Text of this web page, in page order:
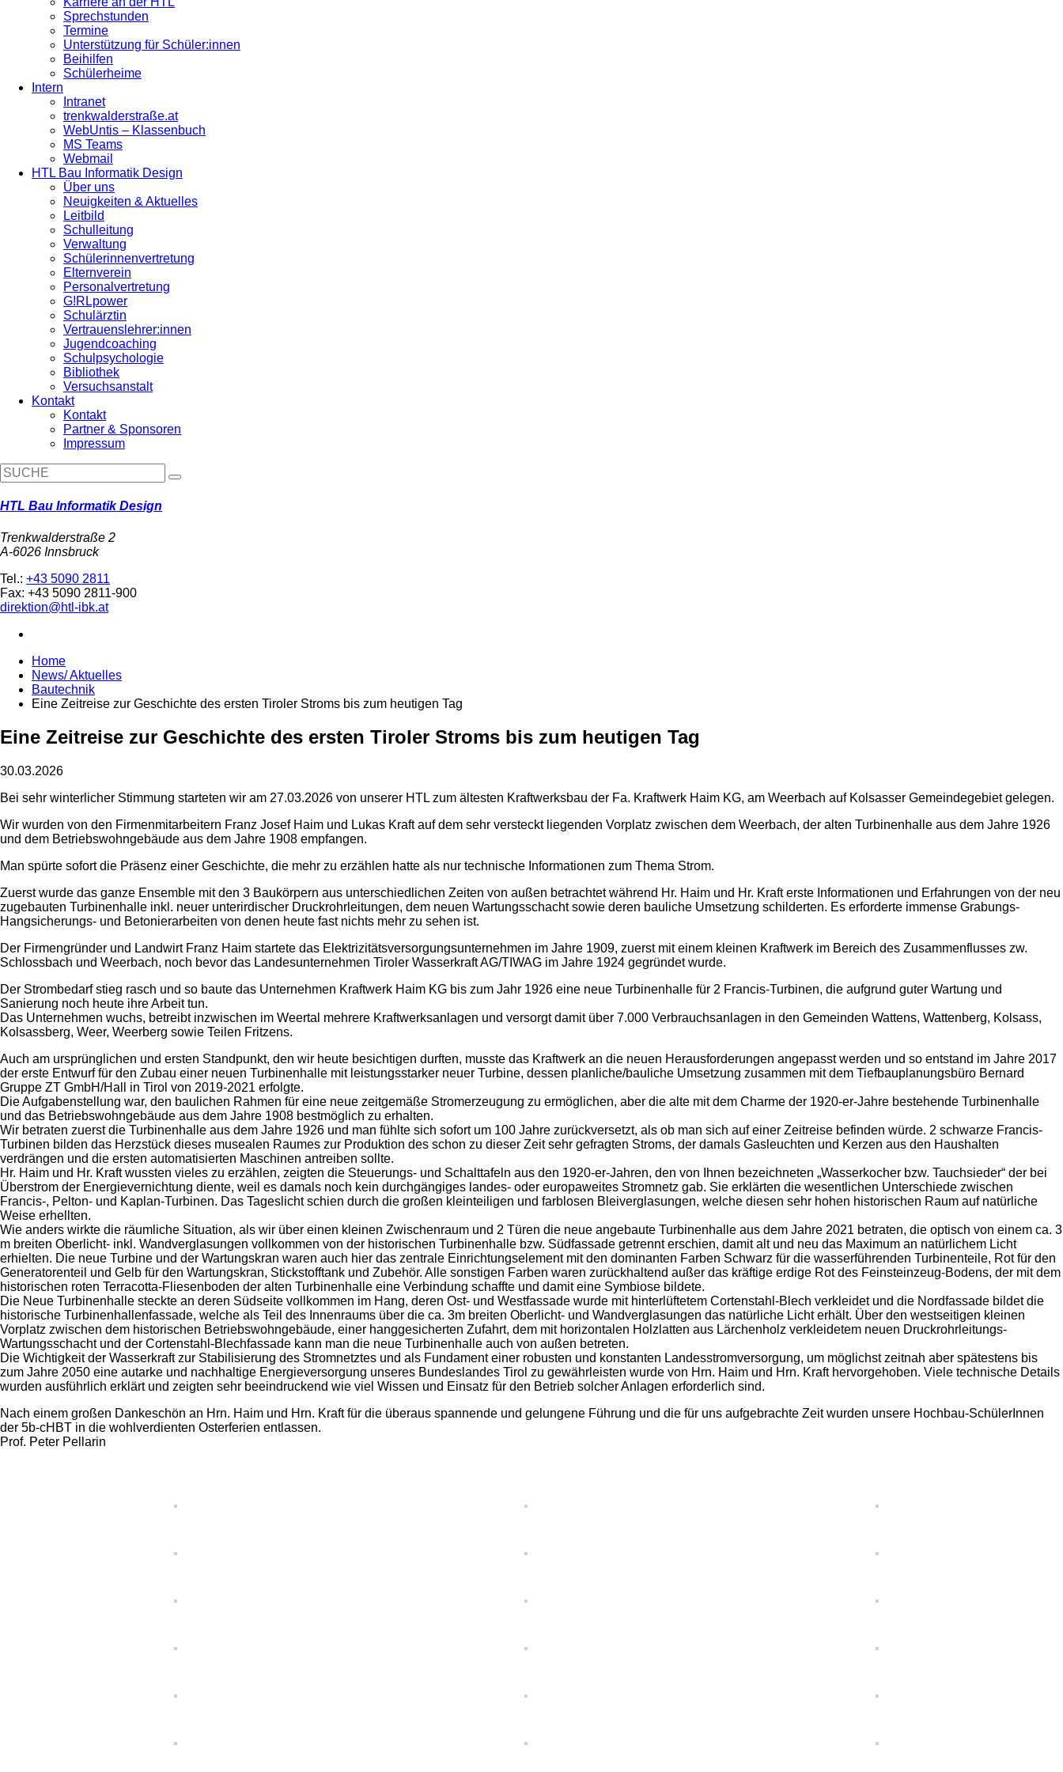
Sprechstunden
Termine
Unterstützung für Schüler:innen
Beihilfen
Schülerheime
Intern
Intranet
trenkwalderstraße.at
WebUntis – Klassenbuch
MS Teams
Webmail
HTL Bau Informatik Design
Über uns
Neuigkeiten & Aktuelles
Leitbild
Schulleitung
Verwaltung
Schülerinnenvertretung
Elternverein
Personalvertretung
G!RLpower
Schulärztin
Vertrauenslehrer:innen
Jugendcoaching
Schulpsychologie
Bibliothek
Versuchsanstalt
Kontakt
Kontakt
Partner & Sponsoren
Impressum
HTL Bau Informatik Design
Trenkwalderstraße 2
A-6026 Innsbruck
Tel.: +43 5090 2811
Fax: +43 5090 2811-900
direktion@htl-ibk.at
Home
News/ Aktuelles
Bautechnik
Eine Zeitreise zur Geschichte des ersten Tiroler Stroms bis zum heutigen Tag
Eine Zeitreise zur Geschichte des ersten Tiroler Stroms bis zum heutigen Tag
30.03.2026
Bei sehr winterlicher Stimmung starteten wir am 27.03.2026 von unserer HTL zum ältesten Kraftwerksbau der Fa. Kraftwerk Haim KG, am Weerbach auf Kolsasser Gemeindegebiet gelegen.
Wir wurden von den Firmenmitarbeitern Franz Josef Haim und Lukas Kraft auf dem sehr versteckt liegenden Vorplatz zwischen dem Weerbach, der alten Turbinenhalle aus dem Jahre 1926
und dem Betriebswohngebäude aus dem Jahre 1908 empfangen.
Man spürte sofort die Präsenz einer Geschichte, die mehr zu erzählen hatte als nur technische Informationen zum Thema Strom.
Zuerst wurde das ganze Ensemble mit den 3 Baukörpern aus unterschiedlichen Zeiten von außen betrachtet während Hr. Haim und Hr. Kraft erste Informationen und Erfahrungen von der neu
zugebauten Turbinenhalle inkl. neuer unterirdischer Druckrohrleitungen, dem neuen Wartungsschacht sowie deren bauliche Umsetzung schilderten. Es erforderte immense Grabungs-
Hangsicherungs- und Betonierarbeiten von denen heute fast nichts mehr zu sehen ist.
Der Firmengründer und Landwirt Franz Haim startete das Elektrizitätsversorgungsunternehmen im Jahre 1909, zuerst mit einem kleinen Kraftwerk im Bereich des Zusammenflusses zw.
Schlossbach und Weerbach, noch bevor das Landesunternehmen Tiroler Wasserkraft AG/TIWAG im Jahre 1924 gegründet wurde.
Der Strombedarf stieg rasch und so baute das Unternehmen Kraftwerk Haim KG bis zum Jahr 1926 eine neue Turbinenhalle für 2 Francis-Turbinen, die aufgrund guter Wartung und
Sanierung noch heute ihre Arbeit tun.
Das Unternehmen wuchs, betreibt inzwischen im Weertal mehrere Kraftwerksanlagen und versorgt damit über 7.000 Verbrauchsanlagen in den Gemeinden Wattens, Wattenberg, Kolsass,
Kolsassberg, Weer, Weerberg sowie Teilen Fritzens.
Auch am ursprünglichen und ersten Standpunkt, den wir heute besichtigen durften, musste das Kraftwerk an die neuen Herausforderungen angepasst werden und so entstand im Jahre 2017
der erste Entwurf für den Zubau einer neuen Turbinenhalle mit leistungsstarker neuer Turbine, dessen planliche/bauliche Umsetzung zusammen mit dem Tiefbauplanungsbüro Bernard
Gruppe ZT GmbH/Hall in Tirol von 2019-2021 erfolgte.
Die Aufgabenstellung war, den baulichen Rahmen für eine neue zeitgemäße Stromerzeugung zu ermöglichen, aber die alte mit dem Charme der 1920-er-Jahre bestehende Turbinenhalle
und das Betriebswohngebäude aus dem Jahre 1908 bestmöglich zu erhalten.
Wir betraten zuerst die Turbinenhalle aus dem Jahre 1926 und man fühlte sich sofort um 100 Jahre zurückversetzt, als ob man sich auf einer Zeitreise befinden würde. 2 schwarze Francis-
Turbinen bilden das Herzstück dieses musealen Raumes zur Produktion des schon zu dieser Zeit sehr gefragten Stroms, der damals Gasleuchten und Kerzen aus den Haushalten
verdrängen und die ersten automatisierten Maschinen antreiben sollte.
Hr. Haim und Hr. Kraft wussten vieles zu erzählen, zeigten die Steuerungs- und Schalttafeln aus den 1920-er-Jahren, den von Ihnen bezeichneten „Wasserkocher bzw. Tauchsieder“ der bei
Überstrom der Energievernichtung diente, weil es damals noch kein durchgängiges landes- oder europaweites Stromnetz gab. Sie erklärten die wesentlichen Unterschiede zwischen
Francis-, Pelton- und Kaplan-Turbinen. Das Tageslicht schien durch die großen kleinteiligen und farblosen Bleiverglasungen, welche diesen sehr hohen historischen Raum auf natürliche
Weise erhellten.
Wie anders wirkte die räumliche Situation, als wir über einen kleinen Zwischenraum und 2 Türen die neue angebaute Turbinenhalle aus dem Jahre 2021 betraten, die optisch von einem ca. 3
m breiten Oberlicht- inkl. Wandverglasungen vollkommen von der historischen Turbinenhalle bzw. Südfassade getrennt erschien, damit alt und neu das Maximum an natürlichem Licht
erhielten. Die neue Turbine und der Wartungskran waren auch hier das zentrale Einrichtungselement mit den dominanten Farben Schwarz für die wasserführenden Turbinenteile, Rot für den
Generatorenteil und Gelb für den Wartungskran, Stickstofftank und Zubehör. Alle sonstigen Farben waren zurückhaltend außer das kräftige erdige Rot des Feinsteinzeug-Bodens, der mit dem
historischen roten Terracotta-Fliesenboden der alten Turbinenhalle eine Verbindung schaffte und damit eine Symbiose bildete.
Die Neue Turbinenhalle steckte an deren Südseite vollkommen im Hang, deren Ost- und Westfassade wurde mit hinterlüftetem Cortenstahl-Blech verkleidet und die Nordfassade bildet die
historische Turbinenhallenfassade, welche als Teil des Innenraums über die ca. 3m breiten Oberlicht- und Wandverglasungen das natürliche Licht erhält. Über den westseitigen kleinen
Vorplatz zwischen dem historischen Betriebswohngebäude, einer hanggesicherten Zufahrt, dem mit horizontalen Holzlatten aus Lärchenholz verkleidetem neuen Druckrohrleitungs-
Wartungsschacht und der Cortenstahl-Blechfassade kann man die neue Turbinenhalle auch von außen betreten.
Die Wichtigkeit der Wasserkraft zur Stabilisierung des Stromnetztes und als Fundament einer robusten und konstanten Landesstromversorgung, um möglichst zeitnah aber spätestens bis
zum Jahre 2050 eine autarke und nachhaltige Energieversorgung unseres Bundeslandes Tirol zu gewährleisten wurde von Hrn. Haim und Hrn. Kraft hervorgehoben. Viele technische Details
wurden ausführlich erklärt und zeigten sehr beeindruckend wie viel Wissen und Einsatz für den Betrieb solcher Anlagen erforderlich sind.
Nach einem großen Dankeschön an Hrn. Haim und Hrn. Kraft für die überaus spannende und gelungene Führung und die für uns aufgebrachte Zeit wurden unsere Hochbau-SchülerInnen
der 5b-cHBT in die wohlverdienten Osterferien entlassen.
Prof. Peter Pellarin